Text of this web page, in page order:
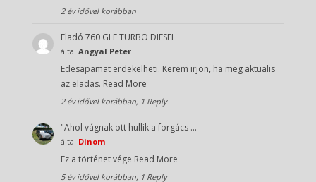
2 év idővel korábban
Eladó 760 GLE TURBO DIESEL
által Angyal Peter
Edesapamat erdekelheti. Kerem irjon, ha meg aktualis
az eladas. Read More
2 év idővel korábban, 1 Reply
"Ahol vágnak ott hullik a forgács …
által Dinom
Ez a történet vége Read More
5 év idővel korábban, 1 Reply